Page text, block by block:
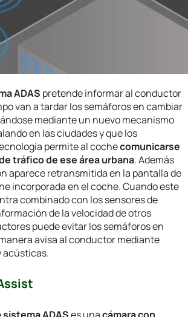
ADAS pretende informar al conductor
van a tardar los semáforos en cambiar
mediante un nuevo mecanismo
en las ciudades y que los
permite al cochecomunicarse
tráfico de ese área urbana. Además
aparece retransmitida en la pantalla de
incorporada en el coche. Cuando este
combinado con los sensores de
de la velocidad de otros
puede evitar los semáforos en
avisa al conductor mediante
acústicas.